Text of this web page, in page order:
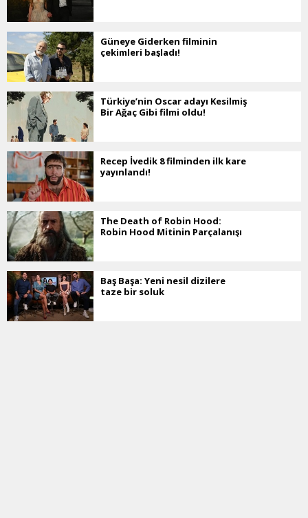
Güneye Giderken filminin
çekimleri başladı!
Türkiye’nin Oscar adayı Kesilmiş
Bir Ağaç Gibi filmi oldu!
Recep İvedik 8 filminden ilk kare
yayınlandı!
The Death of Robin Hood:
Robin Hood Mitinin Parçalanışı
Baş Başa: Yeni nesil dizilere
taze bir soluk